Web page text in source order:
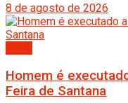
8 de agosto de 2026
Homem é
Feira de Santana